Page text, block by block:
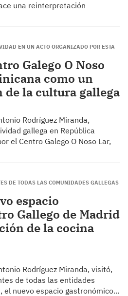
una reinterpretación
EN UN ACTO ORGANIZADO POR ESTA
Galego O Noso
como un
de la cultura gallega
Rodríguez Miranda,
gallega en República
el Centro Galego O Noso Lar,
DE TODAS LAS COMUNIDADES GALLEGAS
espacio
Gallego de Madrid
de la cocina
Rodríguez Miranda, visitó,
de todas las entidades
el nuevo espacio gastronómico…